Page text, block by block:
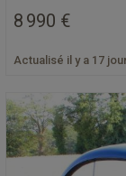
8 990 €
Actualisé il y a 17